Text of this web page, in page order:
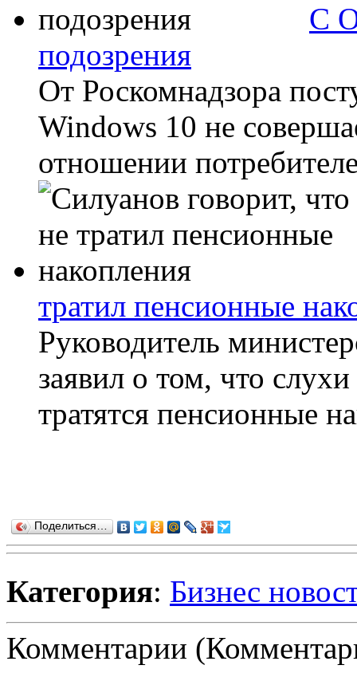
С
подозрения
От Роскомнадзора
Windows 10 не
отношении
тратил пенсионные
Руководитель
заявил о том, что
тратятся пенсионные
Поделиться…
Категория: Бизнес
Комментарии